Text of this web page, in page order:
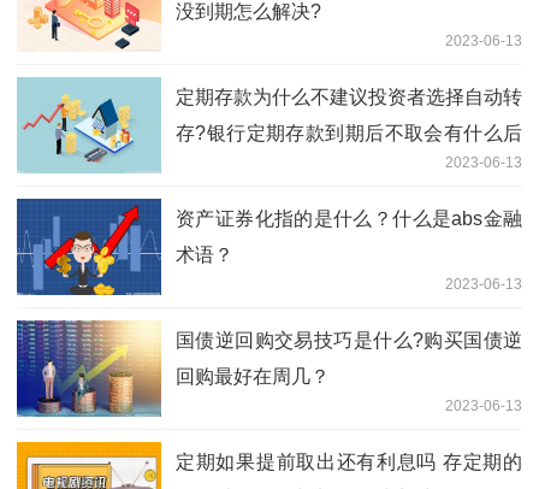
没到期怎么解决?
2023-06-13
定期存款为什么不建议投资者选择自动转
存?银行定期存款到期后不取会有什么后
2023-06-13
资产证券化指的是什么？什么是abs金融
术语？
2023-06-13
国债逆回购交易技巧是什么?购买国债逆
回购最好在周几？
2023-06-13
定期如果提前取出还有利息吗 存定期的